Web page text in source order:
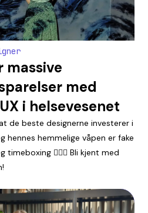
massive
med
i helsevesenet
de beste designerne investerer i
hennes hemmelige våpen er fake
timeboxing 🚶🏼‍♀️ Bli kjent med